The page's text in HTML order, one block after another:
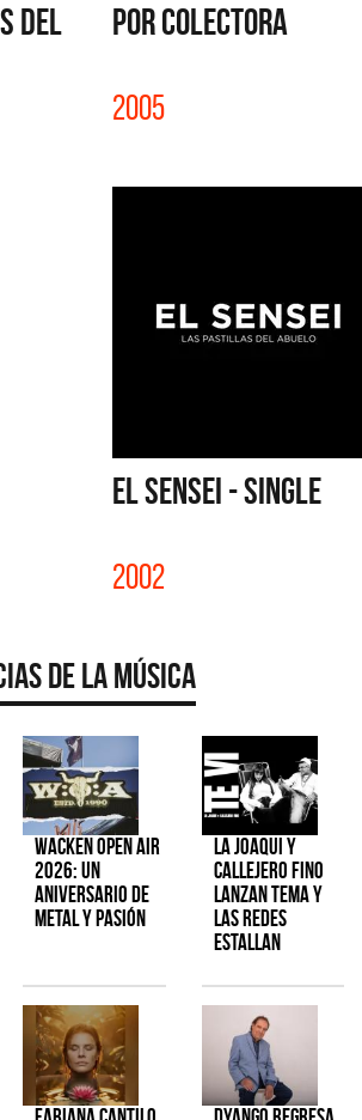
DEL
POR COLECTORA
2005
EL SENSEI - SINGLE
2002
de la Música
Wacken Open Air
2026: Un
aniversario de
metal y pasión
La Joaqui y
Callejero Fino
lanzan tema y
las redes
estallan